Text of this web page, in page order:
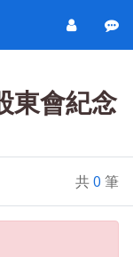
東會紀念
共0 筆